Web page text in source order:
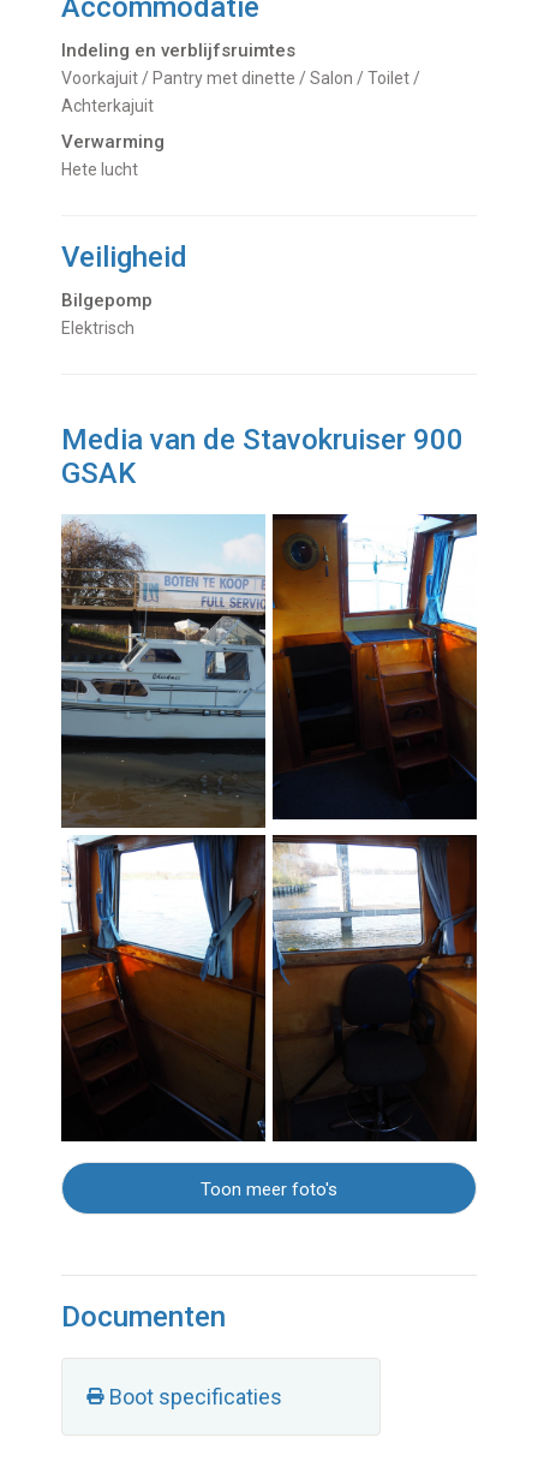
Accommodatie
Indeling en verblijfsruimtes
Voorkajuit / Pantry met dinette / Salon / Toilet /
Achterkajuit
Verwarming
hete lucht
Veiligheid
Bilgepomp
Elektrisch
Media van de Stavokruiser 900
GSAK
Toon meer foto's
Documenten
Boot specificaties